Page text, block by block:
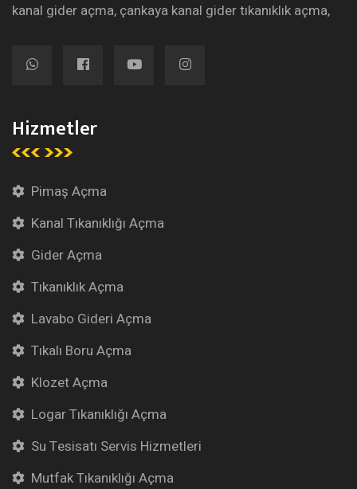
kanal gider açma, çankaya kanal gider tıkanıklık açma,
Hizmetler
Pimaş Açma
Kanal Tıkanıklığı Açma
Gider Açma
Tıkanıklık Açma
Lavabo Gideri Açma
Tıkalı Boru Açma
Klozet Açma
Logar Tıkanıklığı Açma
Su Tesisatı Servis Hizmetleri
Mutfak Tıkanıklığı Açma